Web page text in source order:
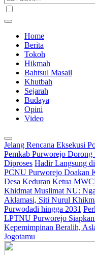
Home
Berita
Tokoh
Hikmah
Bahtsul Masail
Khutbah
Sejarah
Budaya
Opini
Video
Jelang Rencana Eksekusi
Pemkab Purworejo Dorong
Diproses Hadir Langsung
PCNU Purworejo Doakan
Desa Keduran Ketua
Khidmat Muslimat NU:
Aklamasi, Siti Nurul
Purwodadi hingga 2031
LPTNU Purworejo
Kepemimpinan Beralih,
Jogotamu